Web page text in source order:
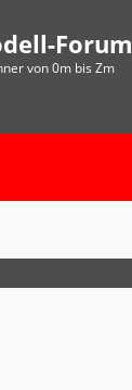
Forum
von 0m bis Zm